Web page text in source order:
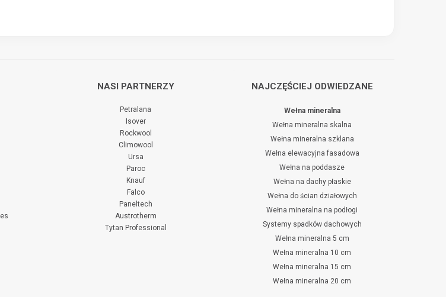
NASI PARTNERZY
Petralana
Isover
Rockwool
Climowool
Ursa
Paroc
Knauf
Falco
Paneltech
Austrotherm
Tytan Professional
NAJCZĘŚCIEJ ODWIEDZANE
Wełna mineralna
Wełna mineralna skalna
Wełna mineralna szklana
Wełna elewacyjna fasadowa
Wełna na poddasze
Wełna na dachy płaskie
Wełna do ścian działowych
Wełna mineralna na podłogi
Systemy spadków dachowych
Wełna mineralna 5 cm
Wełna mineralna 10 cm
Wełna mineralna 15 cm
Wełna mineralna 20 cm